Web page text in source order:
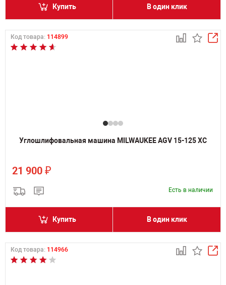
Купить В один клик
Код товара: 114899
Углошлифовальная машина MILWAUKEE AGV 15-125 XC
21 900 ₽
Есть в наличии
Купить В один клик
Код товара: 114966